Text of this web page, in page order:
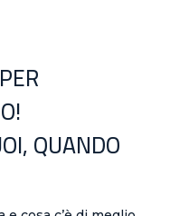
QUANDO